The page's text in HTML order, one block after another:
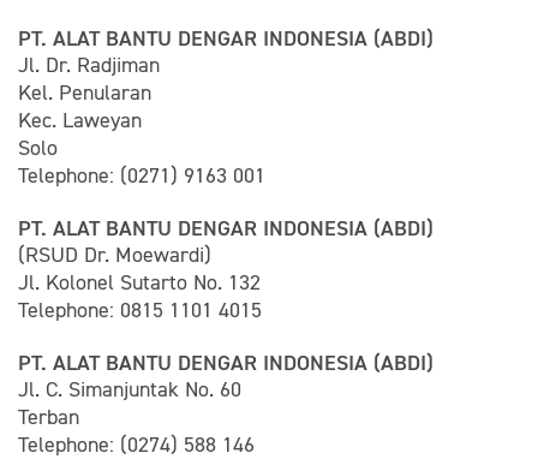
PT. ALAT BANTU DENGAR INDONESIA (ABDI)
Jl. Dr. Radjiman
Kel. Penularan
Kec. Laweyan
Solo
Telephone: (0271) 9163 001
PT. ALAT BANTU DENGAR INDONESIA (ABDI)
(RSUD Dr. Moewardi)
Jl. Kolonel Sutarto No. 132
Telephone: 0815 1101 4015
PT. ALAT BANTU DENGAR INDONESIA (ABDI)
Jl. C. Simanjuntak No. 60
Terban
Telephone: (0274) 588 146